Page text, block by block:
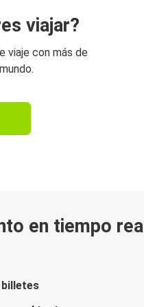
viajar?
viaje con más de
en tiempo real
billetes